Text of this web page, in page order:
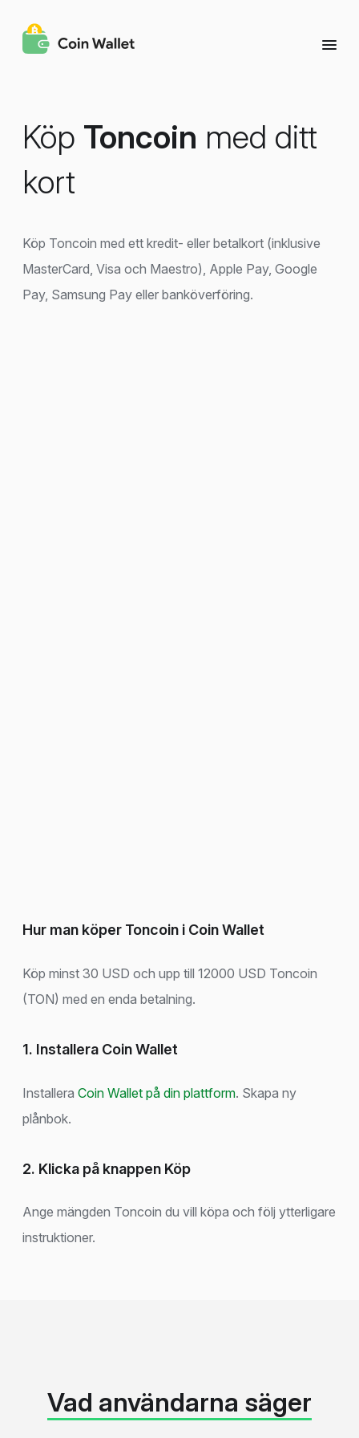
Köp Toncoin med ditt
kort
Köp Toncoin med ett kredit- eller betalkort (inklusive
MasterCard, Visa och Maestro), Apple Pay, Google
Pay, Samsung Pay eller banköverföring.
Hur man köper Toncoin i Coin Wallet
Köp minst 30 USD och upp till 12000 USD Toncoin
(TON) med en enda betalning.
1. Installera Coin Wallet
Installera Coin Wallet på din plattform. Skapa ny
plånbok.
2. Klicka på knappen Köp
Ange mängden Toncoin du vill köpa och följ ytterligare
instruktioner.
Vad användarna säger